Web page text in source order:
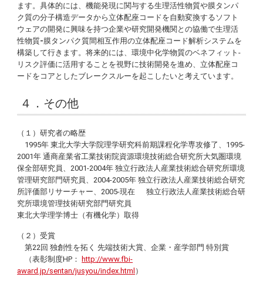
ます。具体的には、機能発現に関与する生理活性物質や膜タンパ
ク質の分子構造データから立体配座コードを自動変換するソフト
ウェアの開発に興味を持つ企業や研究開発機関との協働で生理活
性物質-膜タンパク質間相互作用の立体配座コード解析システムを
構築して行きます。将来的には、環境中化学物質のベネフィット-
リスク評価に活用することを視野に技術開発を進め、立体配座コ
ードをコアとしたブレークスルーを起こしたいと考えています。
４．その他
（１）研究者の略歴
1995年 東北大学大学院理学研究科前期課程化学専攻修了、1995-
2001年 通商産業省工業技術院資源環境技術総合研究所大気圏環境
保全部研究員、2001-2004年 独立行政法人産業技術総合研究所環境
管理研究部門研究員、2004-2005年 独立行政法人産業技術総合研究
所評価部リサーチャー、2005-現在 独立行政法人産業技術総合研
究所環境管理技術研究部門研究員
東北大学理学博士（有機化学）取得
（２）受賞
第22回 独創性を拓く 先端技術大賞、企業・産学部門 特別賞
（表彰制度HP：http://www.fbi-
award.jp/sentan/jusyou/index.html ）